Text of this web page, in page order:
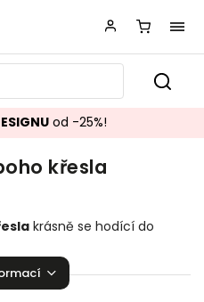
od -25%!
křesla
krásně se hodící do